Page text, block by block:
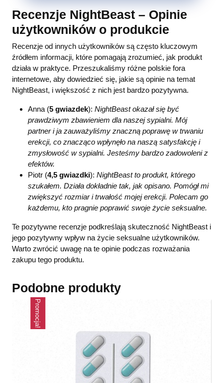
Recenzje NightBeast – Opinie
użytkowników o produkcie
Recenzje od innych użytkowników są często kluczowym
źródłem informacji, które pomagają zrozumieć, jak produkt
działa w praktyce. Przeszukaliśmy różne polskie fora
internetowe, aby dowiedzieć się, jakie są opinie na temat
NightBeast, i większość z nich jest bardzo pozytywna.
Anna (5 gwiazdek): NightBeast okazał się być
prawdziwym zbawieniem dla naszej sypialni. Mój
partner i ja zauważyliśmy znaczną poprawę w trwaniu
erekcji, co znacząco wpłynęło na naszą satysfakcję i
zmysłowość w sypialni. Jesteśmy bardzo zadowoleni z
efektów.
Piotr (4,5 gwiazdki): NightBeast to produkt, którego
szukałem. Działa dokładnie tak, jak opisano. Pomógł mi
zwiększyć rozmiar i trwałość mojej erekcji. Polecam go
każdemu, kto pragnie poprawić swoje życie seksualne.
Te pozytywne recenzje podkreślają skuteczność NightBeast i
jego pozytywny wpływ na życie seksualne użytkowników.
Warto zwrócić uwagę na te opinie podczas rozważania
zakupu tego produktu.
Podobne produkty
Promocja!